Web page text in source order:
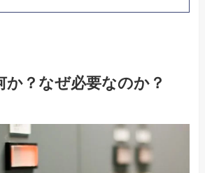
か？なぜ必要なのか？